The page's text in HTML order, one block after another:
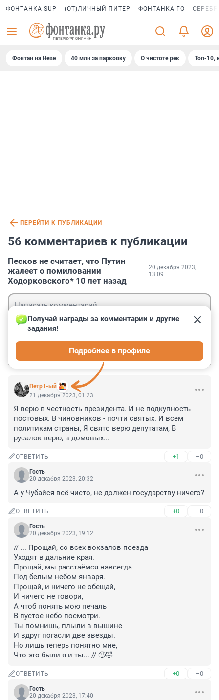
ФОНТАНКА SUP (ОТ)ЛИЧНЫЙ ПИТЕР ФОНТАНКА ГО
Фонтан на Неве 40 млн за парковку О чистоте рек Топ-10,
ПЕРЕЙТИ К ПУБЛИКАЦИИ
56 комментариев к публикации
Песков не считает, что Путин
жалеет о помиловании
Ходорковского* 10 лет назад
20 декабря 2023,
13:09
Петр I-ый
Получай награды за комментарии и другие
задания!
Подробнее в профиле
21 декабря 2023, 01:23
Я верю в честность президента. И не подкупность
постовых. В чиновников - почти святых. И всем
политикам страны, Я свято верю депутатам, В
русалок верю, в домовых...
ОТВЕТИТЬ +1 –0
Гость
20 декабря 2023, 20:32
А у Чубайся всё чисто, не должен государству ничего?
ОТВЕТИТЬ +0 –0
Гость
20 декабря 2023, 19:12
// ... Прощай, со всех вокзалов поезда
Уходят в дальние края.
Прощай, мы расстаёмся навсегда
Под белым небом января.
Прощай, и ничего не обещай,
И ничего не говори,
А чтоб понять мою печаль
В пустое небо посмотри.
Ты помнишь, плыли в вышине
И вдруг погасли две звезды.
Но лишь теперь понятно мне,
Что это были я и ты... // 🙄🤣
ОТВЕТИТЬ +0 –0
Гость
20 декабря 2023, 17:40